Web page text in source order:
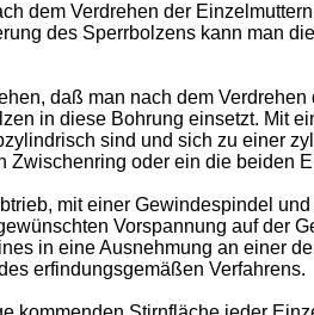
dem Verdrehen der
des Sperrbolzens kann man
daß man nach dem
in diese Bohrung einsetzt. Mit
sind und sich zu einer
oder ein die beiden
mit einer Gewindespindel
Vorspannung auf der
in eine Ausnehmung an einer
erfindungsgemäßen Verfahrens.